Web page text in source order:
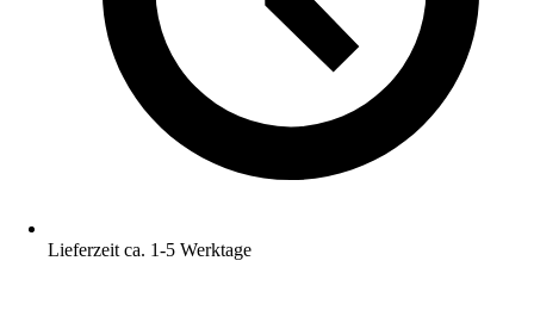
Lieferzeit ca. 1-5 Werktage